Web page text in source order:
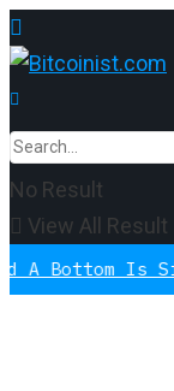
No Result
View All Result
Is Signaling